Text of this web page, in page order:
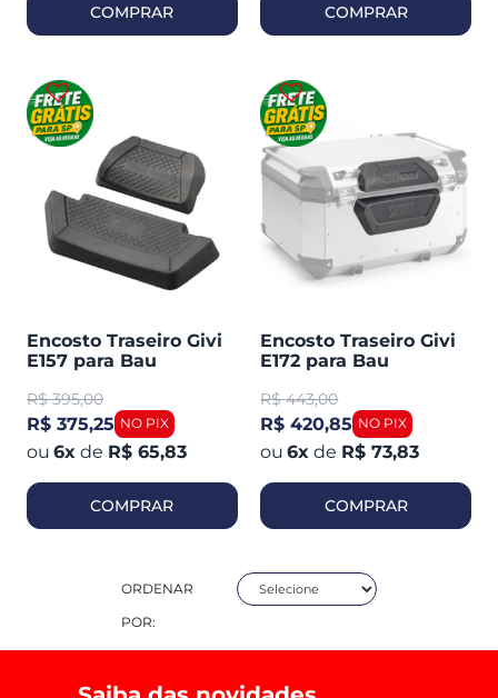
COMPRAR COMPRAR
Encosto Traseiro Givi
E157 para Bau
Antigo) PRETO-PRATA
R$ 395,00
R$ 375,25
6x de R$ 65,83
COMPRAR
Encosto Traseiro Givi
E172 para Bau
Novo) PRETO-PRATA
R$ 443,00
R$ 420,85
6x de R$ 73,83
COMPRAR
ORDENAR
POR: